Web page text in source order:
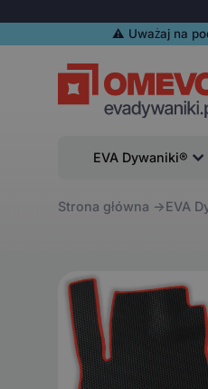
⚠️️ Uważaj na
EVA Dywaniki®
Strona główna EVA